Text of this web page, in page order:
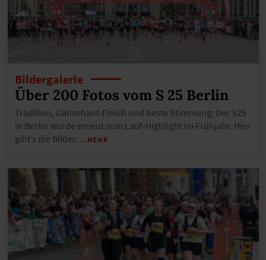
Bildergalerie
Über 200 Fotos vom S 25 Berlin
Tradition, Gänsehaut-Finish und beste Stimmung: Der S25
in Berlin wurde erneut zum Lauf-Highlight im Frühjahr. Hier
gibt’s die Bilder. …MEHR